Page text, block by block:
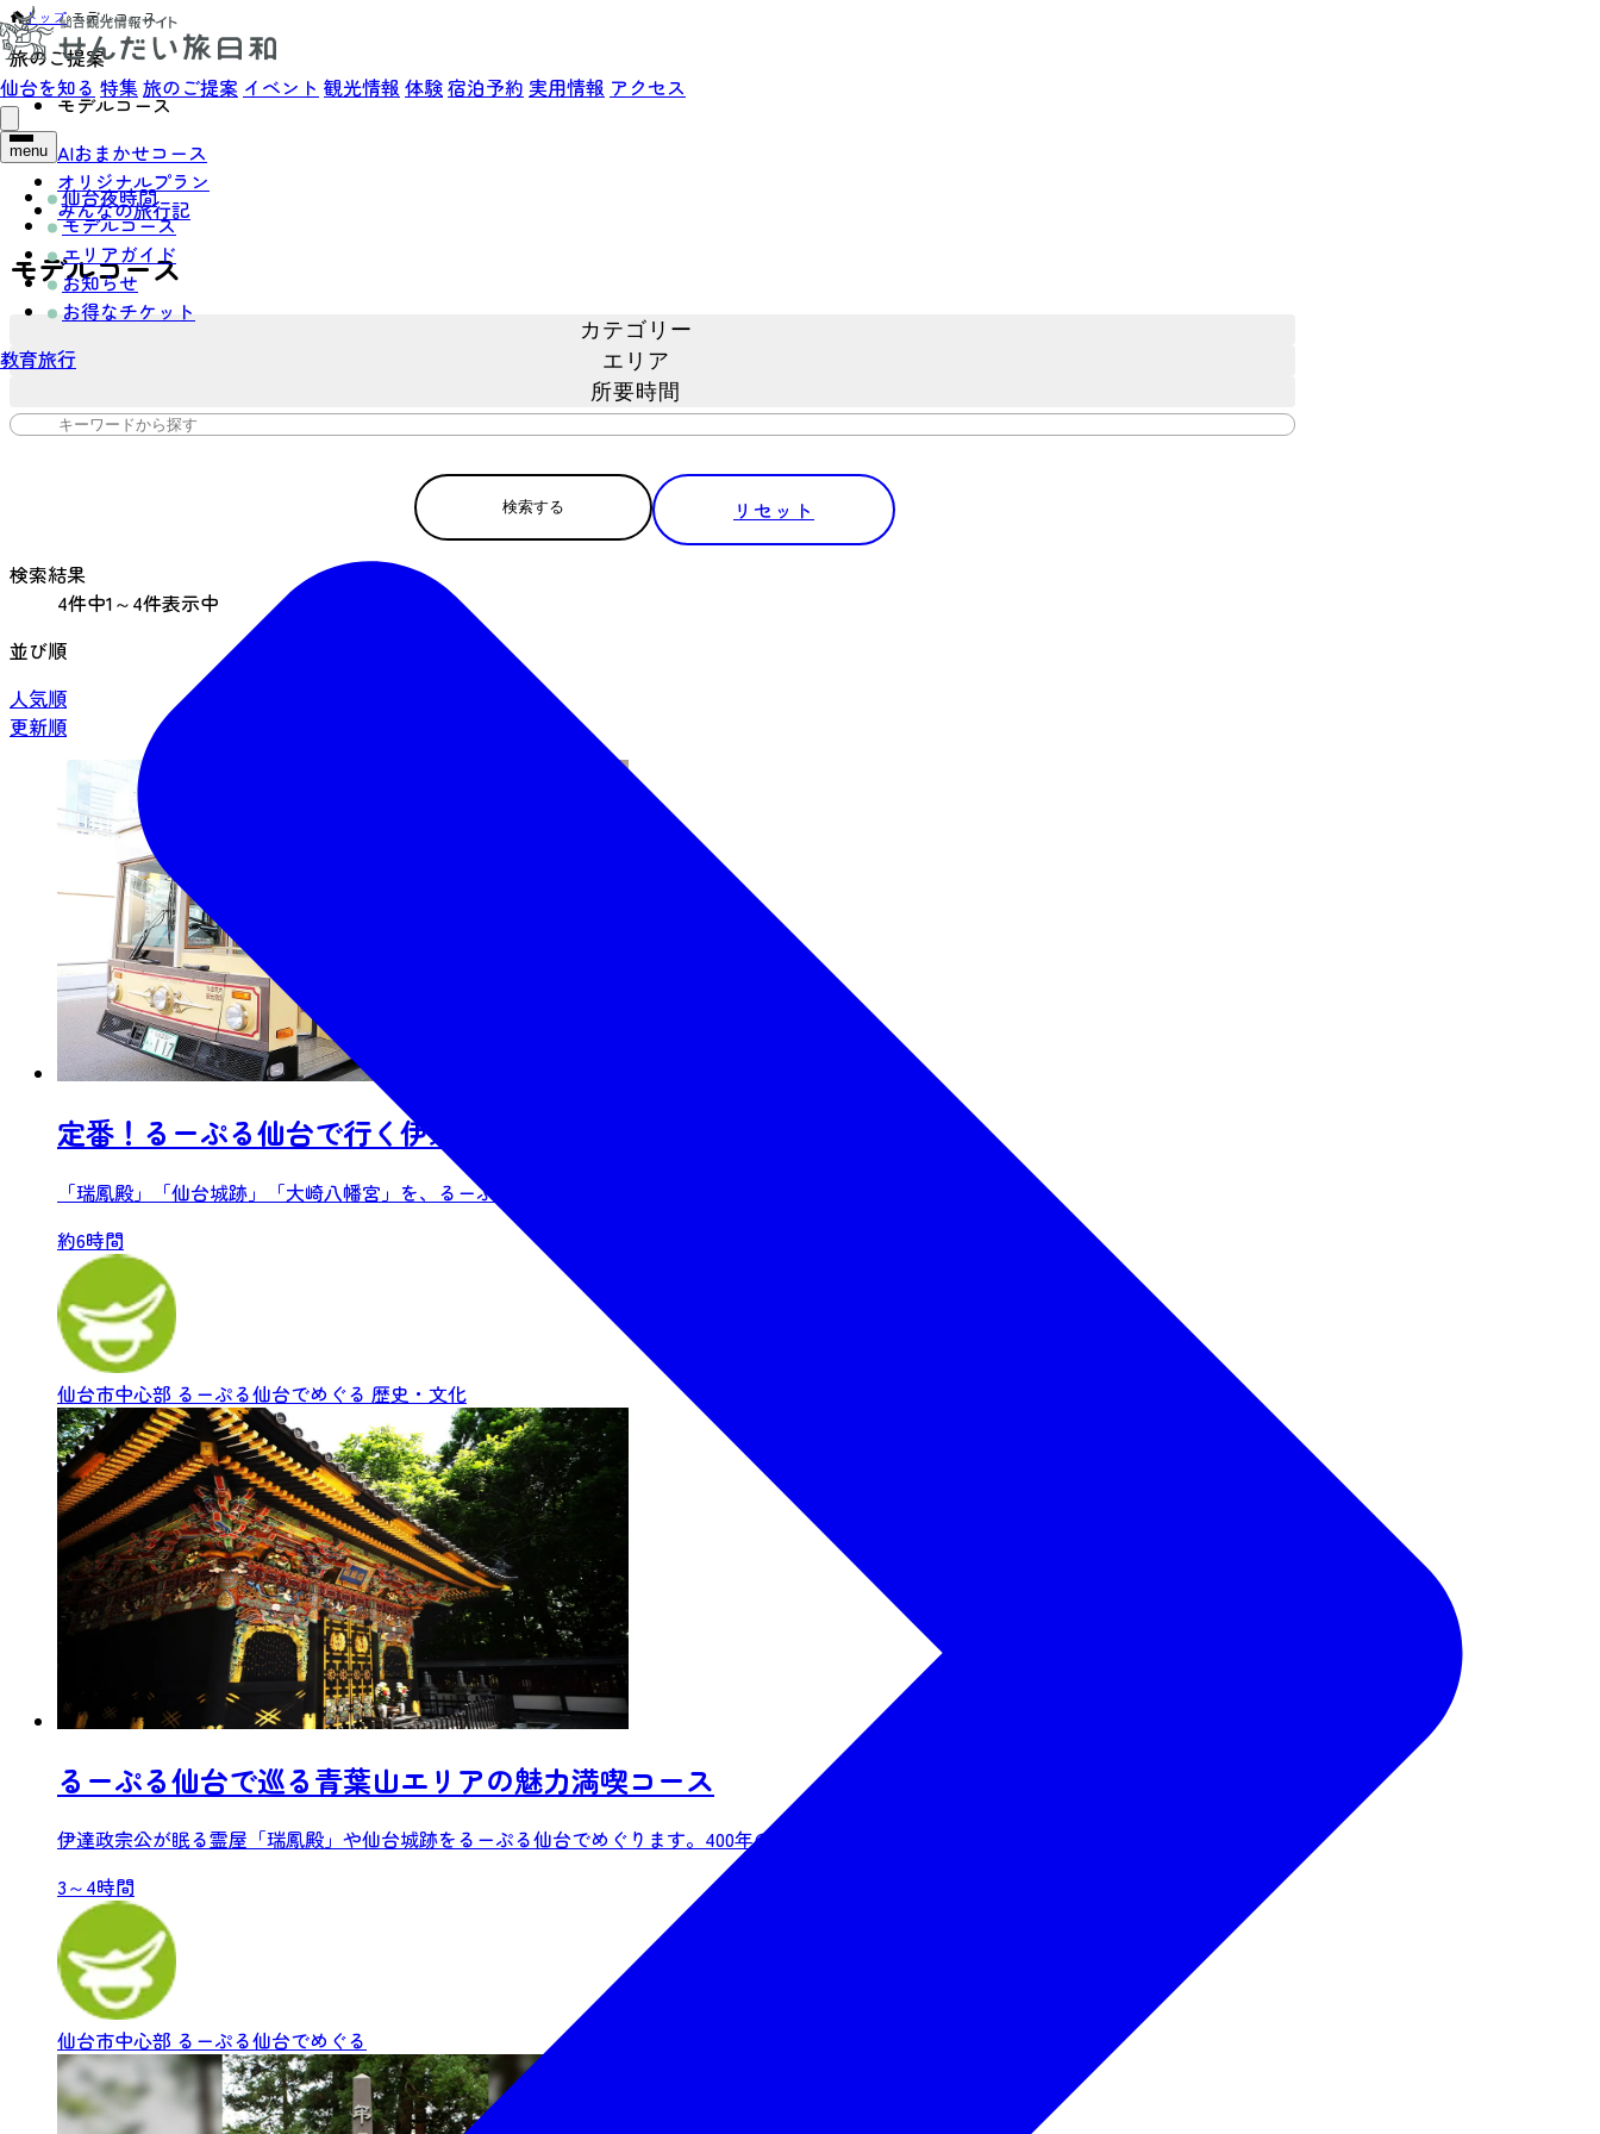
仙台を知る 特集旅のご提案 イベント 観光情報 体験宿泊予約 実用情報 アクセス
menu
仙台夜時間
モデルコース
エリアガイド
お知らせ
お得なチケット
教育旅行
トップ›モデルコース
旅のご提案
モデルコース
AIおまかせコース
オリジナルプラン
みんなの旅行記
モデルコース
カテゴリー
エリア
所要時間
検索する リセット
検索結果
4件中1～4件表示中
並び順
人気順
更新順
定番！るーぷる仙台で行く伊達家ゆかりの三名所
「瑞鳳殿」「仙台城跡」「大崎八幡宮」を、るーぷる仙台で巡ることができます。 乗り降り自由な一日...
約6時間
仙台市中心部 るーぷる仙台でめぐる 歴史・文化
るーぷる仙台で巡る青葉山エリアの魅力満喫コース
伊達政宗公が眠る霊屋「瑞鳳殿」や仙台城跡をるーぷる仙台でめぐります。400年の時を超えて、伊達...
3～4時間
仙台市中心部 るーぷる仙台でめぐる